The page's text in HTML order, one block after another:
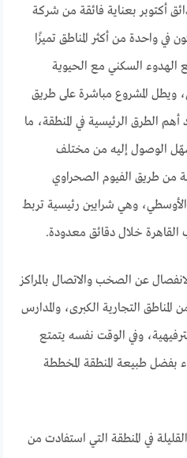
أكتوبر بعناية فائقة من شركة
في واحدة من أكثر المناطق تميزًا
السكني مع الحيوية
ويطل المشروع مباشرة على طريق
الطرق الرئيسية في المنطقة، ما
الوصول إليه من مختلف
من طريق الفيوم الصحراوي
وهي شرايين رئيسية تربط
القاهرة خلال دقائق معدودة.
عن الصخب والاتصال بالمراكز
التجارية الكبرى، والمدارس
وفي الوقت نفسه يتمتع
طبيعة المنطقة المخططة
في المنطقة التي استفادت من